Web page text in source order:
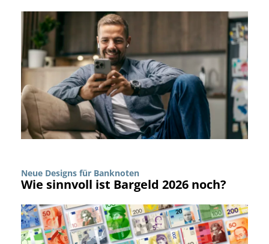
Neue Designs für Banknoten
Wie sinnvoll ist Bargeld 2026 noch?